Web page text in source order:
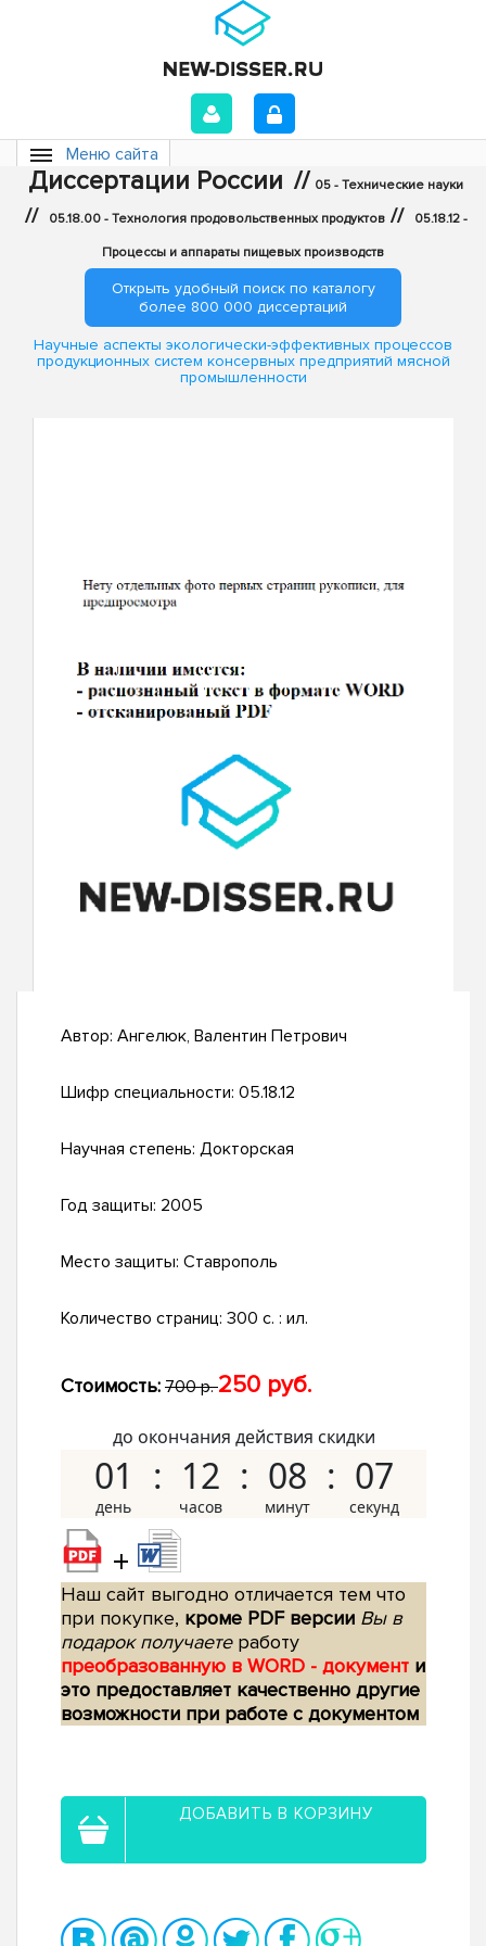
Меню сайта
Диссертации России // 05 - Технические науки
// 05.18.00 - Технология продовольственных продуктов // 05.18.12 -
Процессы и аппараты пищевых производств
Открыть удобный поиск по каталогу
более 800 000 диссертаций
Научные аспекты экологически-эффективных процессов
продукционных систем консервных предприятий мясной
промышленности
Автор: Ангелюк, Валентин Петрович
Шифр специальности: 05.18.12
Научная степень: Докторская
Год защиты: 2005
Место защиты: Ставрополь
Количество страниц: 300 с. : ил.
Стоимость: 700 р.250 руб.
до окончания действия скидки
01 12 08 06
+
Наш сайт выгодно отличается тем что
при покупке, кроме PDF версии Вы в
подарок получаетеработу
преобразованную в WORD - документ и
это предоставляет качественно другие
возможности при работе с документом
ДОБАВИТЬ В КОРЗИНУ